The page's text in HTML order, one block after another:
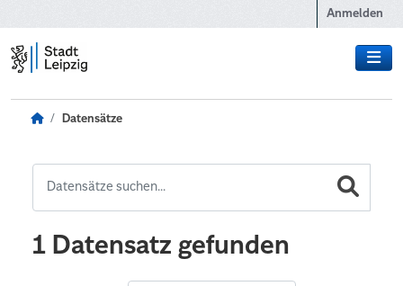
Anmelden
Datensätze
1 Datensatz gefunden